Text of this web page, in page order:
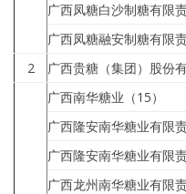
广西凤糖白沙制糖有限
广西凤糖融安制糖有限
2
广西贵糖（集团）股份
广西南华糖业（15）
广西隆安南华糖业有限
广西隆安南华糖业有限
广西龙州南华糖业有限